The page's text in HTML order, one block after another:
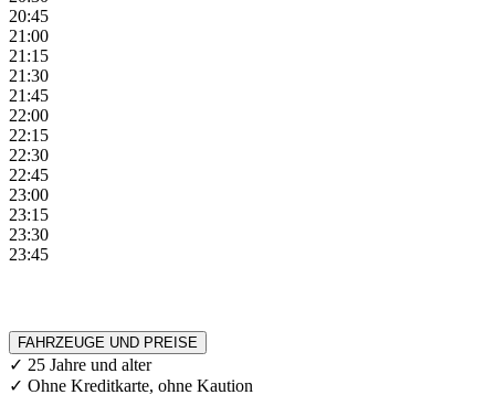
20:45
21:00
21:15
21:30
21:45
22:00
22:15
22:30
22:45
23:00
23:15
23:30
23:45
FAHRZEUGE UND PREISE
✓ 25 Jahre und alter
✓ Ohne Kreditkarte, ohne Kaution